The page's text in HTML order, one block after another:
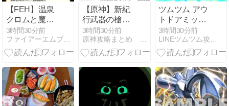
【FEH】温泉
クロムと魔器
温泉ルフ子の
新Aスキル
『攻撃守備の
『攻撃速さの
予知逆用』は
ヘイムダルの
予知の罠を完
3時間30分前
【原神】新紀
行武器の槍だ
けかなり特殊
では⁉
3時間30分前
ツムツム アウ
トドアミッキ
ーの評価とス
キルの使い方
3時間30分前